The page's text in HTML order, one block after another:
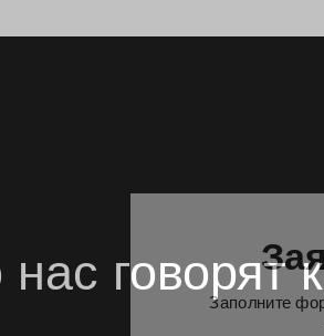
нас говорят